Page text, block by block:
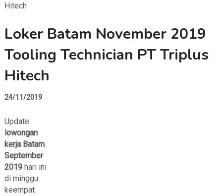
Hitech
Loker Batam November 2019
Tooling Technician PT Triplus
Hitech
24/11/2019
Update
lowongan
kerja Batam
September
2019hari ini
di minggu
keempat